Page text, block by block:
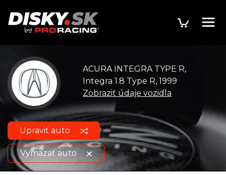
ACURA INTEGRA TYPE R,
Integra 1.8 Type R, 1999
Zobraziť údaje vozidla
Upraviť auto
Vymazať auto